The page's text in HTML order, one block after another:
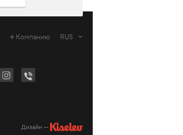
Компанию RUS
Дизайн —